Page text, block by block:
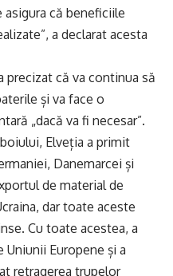
asigura că beneficiile
a declarat acesta
precizat că va continua să
și va face o
„dacă va fi necesar”.
Elveția a primit
Danemarcei și
de material de
dar toate aceste
Cu toate acestea, a
Europene și a
retragerea trupelor